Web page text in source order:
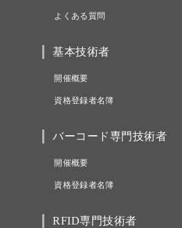
よくある質問
基本技術者
開催概要
資格登録者名簿
バーコード専門技術者
開催概要
資格登録者名簿
RFID専門技術者